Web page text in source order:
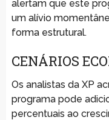
alertam que este
um alívio
forma estrutural.
CENÁRIOS
Os analistas da XP
programa pode
percentuais ao